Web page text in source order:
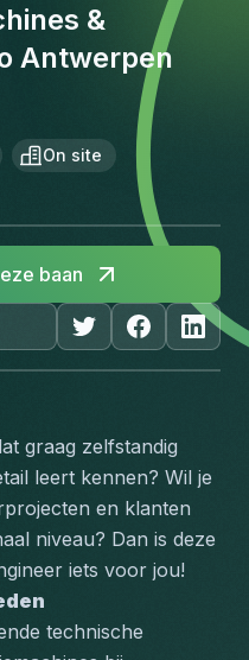
&
Antwerpen
On site
baan
graag zelfstandig
leert kennen? Wil je
en klanten
niveau? Dan is deze
iets voor jou!
technische